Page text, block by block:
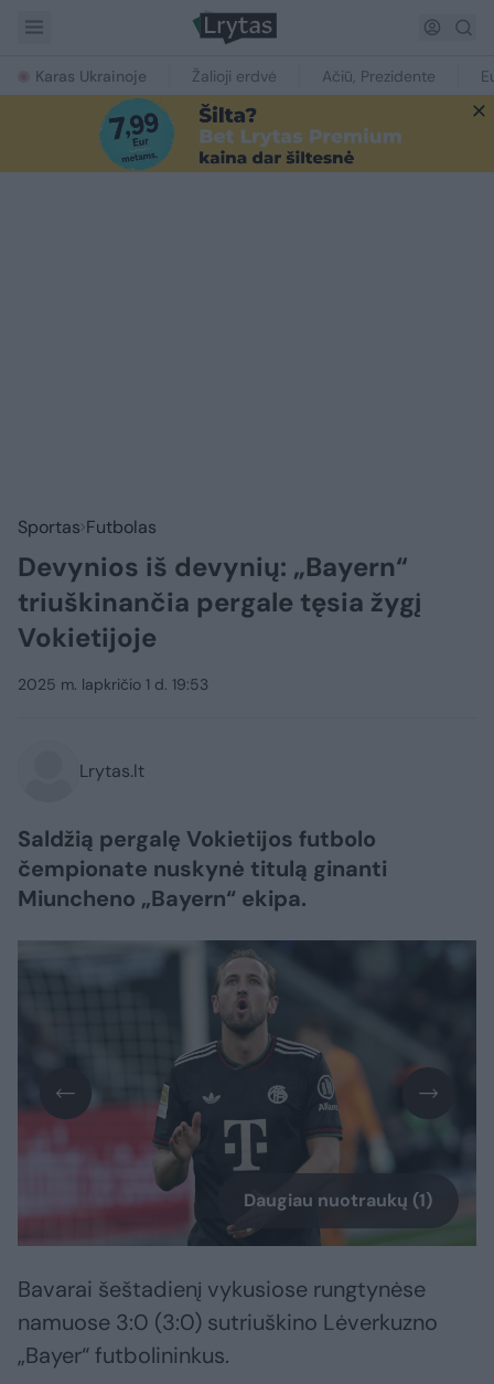
Karas Ukrainoje Žalioji erdvė Ačiū, Prezidente
Sportas Futbolas
Devynios iš devynių: „Bayern“
triuškinančia pergale tęsia žygį
Vokietijoje
2025 m. lapkričio 1 d. 19:53
Lrytas.lt
Saldžią pergalę Vokietijos futbolo
čempionate nuskynė titulą ginanti
Miuncheno „Bayern“ ekipa.
Daugiau nuotraukų (1)
Bavarai šeštadienį vykusiose rungtynėse
namuose 3:0 (3:0) sutriuškino Lėverkuzno
„Bayer“ futbolininkus.